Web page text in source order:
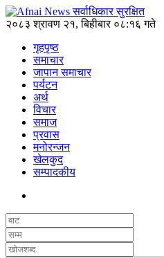
२०८३ श्रावण २१, बिहीबार ०८:१६ गते
गृहपृष्ठ
समाचार
जापान समाचार
पर्यटन
अर्थ
विचार
समाज
प्रवास
मनोरन्जन
खेलकुद
सम्पादकीय